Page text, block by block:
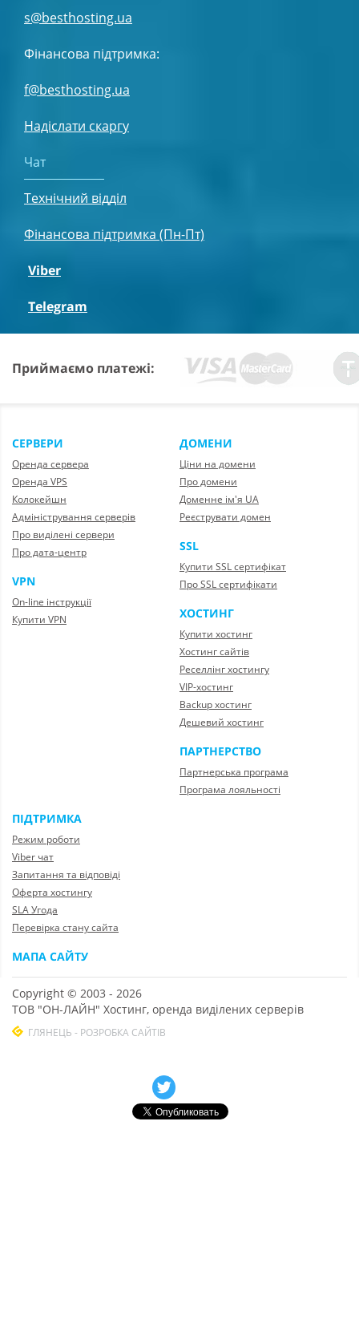
s@besthosting.ua
Фінансова підтримка:
f@besthosting.ua
Надіслати скаргу
Чат
Технічний відділ
Фінансова підтримка (Пн-Пт)
Viber
Telegram
Приймаємо платежі:
СЕРВЕРИ
Оренда сервера
Оренда VPS
Колокейшн
Адміністрування серверів
Про виділені сервери
Про дата-центр
VPN
On-line інструкції
Купити VPN
ДОМЕНИ
Ціни на домени
Про домени
Доменне ім'я UA
Реєструвати домен
SSL
Купити SSL сертифікат
Про SSL сертифікати
ХОСТИНГ
Купити хостинг
Хостинг сайтів
Реселлінг хостингу
VIP-хостинг
Backup хостинг
Дешевий хостинг
ПАРТНЕРСТВО
Партнерська програма
Програма лояльності
ПІДТРИМКА
Режим роботи
Viber чат
Запитання та відповіді
Оферта хостингу
SLA Угода
Перевірка стану сайта
МАПА САЙТУ
Copyright © 2003 - 2026
ТОВ "ОН-ЛАЙН" Хостинг, оренда виділених серверів
ГЛЯНЕЦЬ - РОЗРОБКА САЙТІВ